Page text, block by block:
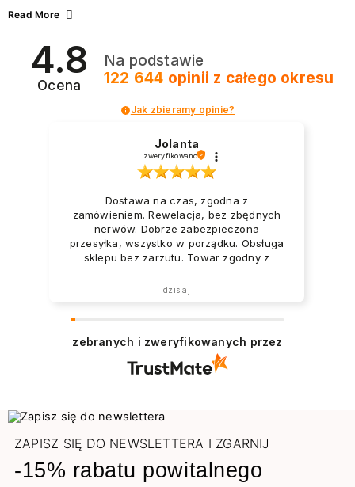
zarówno energetycznych odcieni inspirowanych wakacjami, jak
2026? Znajdź inspirację dla swojego manicure!
Read More
4.8
Ocena
Na podstawie
122 644 opinii z całego okresu
Jak zbieramy opinie?
Jolanta
zweryfikowano
Dostawa na czas, zgodna z
zamówieniem. Rewelacja, bez zbędnych
nerwów. Dobrze zabezpieczona
przesyłka, wszystko w porządku. Obsługa
sklepu bez zarzutu. Towar zgodny z
została zrealizowana ekspresowo.
dzisiaj
zebranych i zweryfikowanych przez
ZAPISZ SIĘ DO NEWSLETTERA I ZGARNIJ
-15% rabatu powitalnego